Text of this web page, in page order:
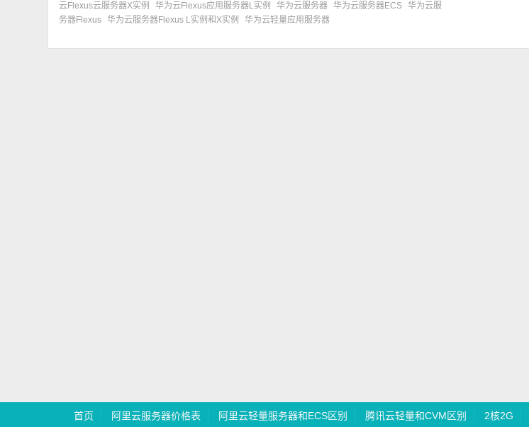
云Flexus云服务器X实例
华为云Flexus应用服务器L实例 华为云服务器 华为云服务器ECS 华为云服
务器Flexus 华为云服务器Flexus L实例和X实例 华为云轻量应用服务器
首页 阿里云服务器价格表 阿里云轻量服务器和ECS区别 腾讯云轻量和CVM区别 2核2G